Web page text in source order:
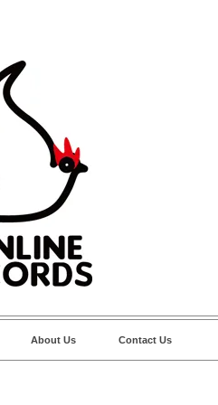
About Us Contact Us